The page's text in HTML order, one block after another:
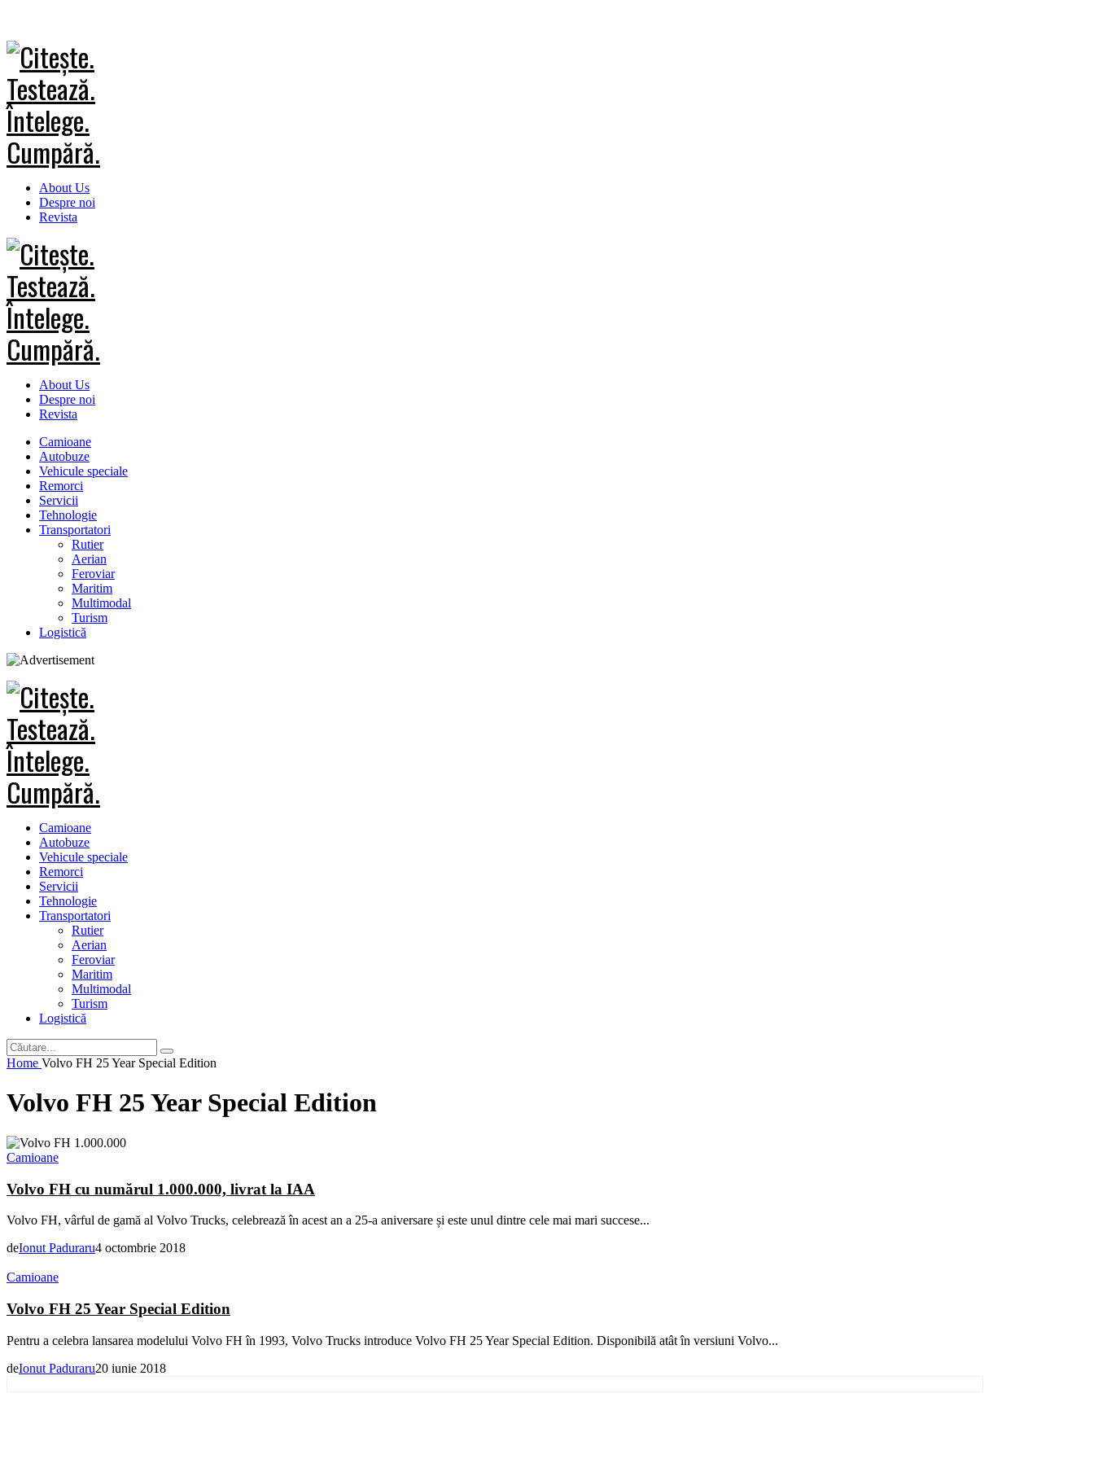
About Us
Despre noi
Revista
About Us
Despre noi
Revista
Camioane
Autobuze
Vehicule speciale
Remorci
Servicii
Tehnologie
Transportatori
Rutier
Aerian
Feroviar
Maritim
Multimodal
Turism
Logistică
Camioane
Autobuze
Vehicule speciale
Remorci
Servicii
Tehnologie
Transportatori
Rutier
Aerian
Feroviar
Maritim
Multimodal
Turism
Logistică
Home Volvo FH 25 Year Special Edition
Volvo FH 25 Year Special Edition
Camioane
Volvo FH cu numărul 1.000.000, livrat la IAA
Volvo FH, vârful de gamă al Volvo Trucks, celebrează în acest an a 25-a aniversare și este unul dintre cele mai mari succese...
deIonut Paduraru4 octombrie 2018
Camioane
Volvo FH 25 Year Special Edition
Pentru a celebra lansarea modelului Volvo FH în 1993, Volvo Trucks introduce Volvo FH 25 Year Special Edition. Disponibilă atât în versiuni Volvo...
deIonut Paduraru20 iunie 2018